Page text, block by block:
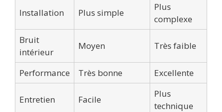
Installation Plus simple
Plus
complexe
Bruit
intérieur
Moyen Très faible
Performance Très bonne Excellente
Entretien Facile
Plus
technique